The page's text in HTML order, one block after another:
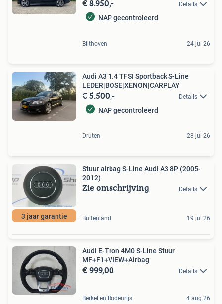
€ 8.950,- Details
NAP gecontroleerd
Bilthoven 24 jul 26
Audi A3 1.4 TFSI Sportback S-Line
LEDER|BOSE|XENON|CARPLAY
€ 5.500,- Details
NAP gecontroleerd
Druten 28 jul 26
3 jaar garantie
Stuur airbag S-Line Audi A3 8P (2005-
2012)
Zie omschrijving Details
Buitenland 19 jul 26
Audi E-Tron 4M0 S-Line Stuur
MF+F1+VIEW+Airbag
€ 999,00 Details
Berkel en Rodenrijs 4 aug 26